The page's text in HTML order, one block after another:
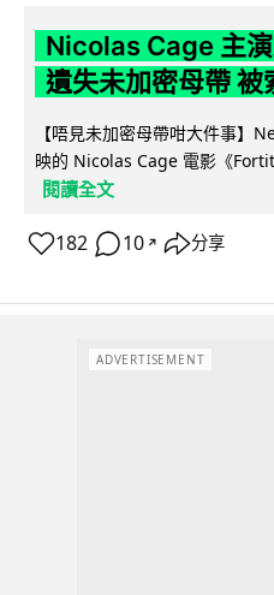
Nicolas Cage 主
遺失未加密母帶 被
【唔見未加密母帶咁大件事】
映的 Nicolas Cage 電影《
閱讀全文
182 10 ↗ 分享
ADVERTISEMENT